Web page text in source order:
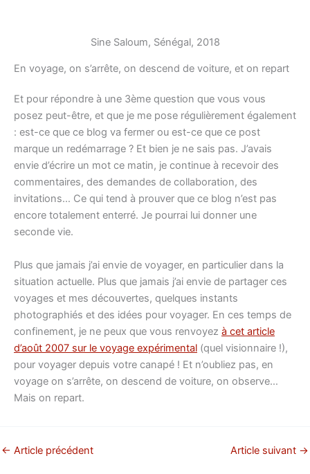
Sine Saloum, Sénégal, 2018
En voyage, on s’arrête, on descend de voiture, et on repart
Et pour répondre à une 3ème question que vous vous
posez peut-être, et que je me pose régulièrement également
: est-ce que ce blog va fermer ou est-ce que ce post
marque un redémarrage ? Et bien je ne sais pas. J’avais
envie d’écrire un mot ce matin, je continue à recevoir des
commentaires, des demandes de collaboration, des
invitations… Ce qui tend à prouver que ce blog n’est pas
encore totalement enterré. Je pourrai lui donner une
seconde vie.
Plus que jamais j’ai envie de voyager, en particulier dans la
situation actuelle. Plus que jamais j’ai envie de partager ces
voyages et mes découvertes, quelques instants
photographiés et des idées pour voyager. En ces temps de
confinement, je ne peux que vous renvoyez à cet article
d’août 2007 sur le voyage expérimental (quel visionnaire !),
pour voyager depuis votre canapé ! Et n’oubliez pas, en
voyage on s’arrête, on descend de voiture, on observe…
Mais on repart.
← Article précédent Article suivant →